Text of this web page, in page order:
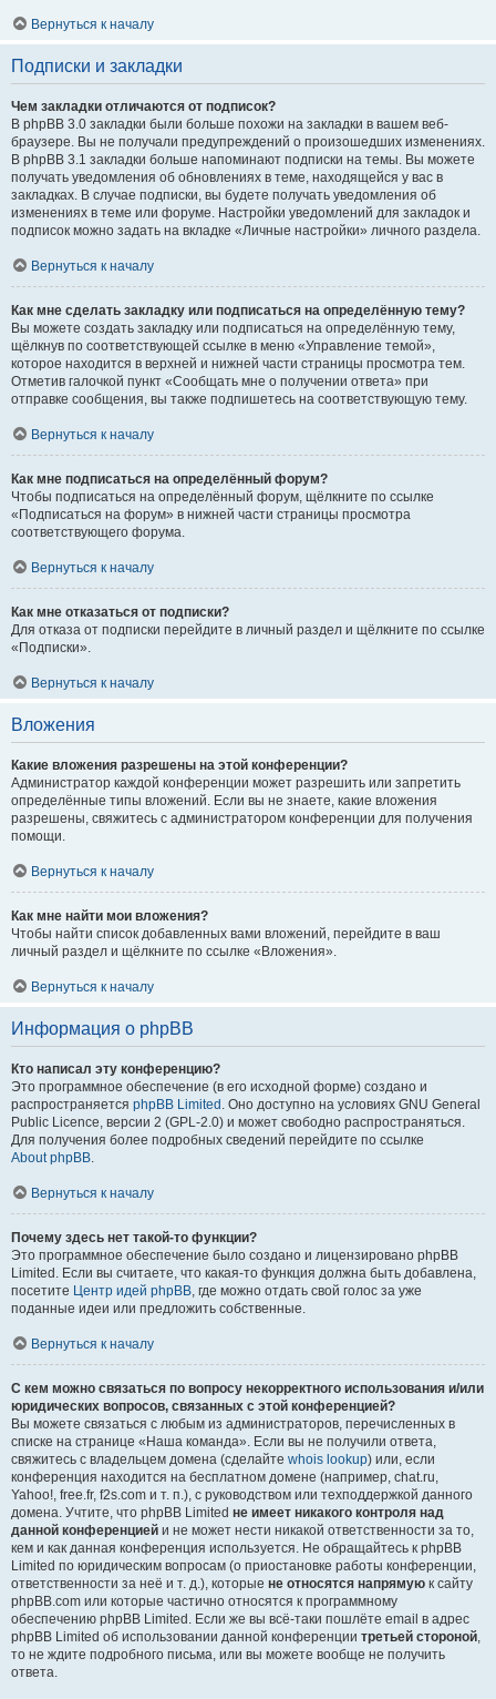
Вернуться к началу
Подписки и закладки
Чем закладки отличаются от подписок?
В phpBB 3.0 закладки были больше похожи на закладки в вашем веб-
браузере. Вы не получали предупреждений о произошедших изменениях.
В phpBB 3.1 закладки больше напоминают подписки на темы. Вы можете
получать уведомления об обновлениях в теме, находящейся у вас в
закладках. В случае подписки, вы будете получать уведомления об
изменениях в теме или форуме. Настройки уведомлений для закладок и
подписок можно задать на вкладке «Личные настройки» личного раздела.
Вернуться к началу
Как мне сделать закладку или подписаться на определённую тему?
Вы можете создать закладку или подписаться на определённую тему,
щёлкнув по соответствующей ссылке в меню «Управление темой»,
которое находится в верхней и нижней части страницы просмотра тем.
Отметив галочкой пункт «Сообщать мне о получении ответа» при
отправке сообщения, вы также подпишетесь на соответствующую тему.
Вернуться к началу
Как мне подписаться на определённый форум?
Чтобы подписаться на определённый форум, щёлкните по ссылке
«Подписаться на форум» в нижней части страницы просмотра
соответствующего форума.
Вернуться к началу
Как мне отказаться от подписки?
Для отказа от подписки перейдите в личный раздел и щёлкните по ссылке
«Подписки».
Вернуться к началу
Вложения
Какие вложения разрешены на этой конференции?
Администратор каждой конференции может разрешить или запретить
определённые типы вложений. Если вы не знаете, какие вложения
разрешены, свяжитесь с администратором конференции для получения
помощи.
Вернуться к началу
Как мне найти мои вложения?
Чтобы найти список добавленных вами вложений, перейдите в ваш
личный раздел и щёлкните по ссылке «Вложения».
Вернуться к началу
Информация о phpBB
Кто написал эту конференцию?
Это программное обеспечение (в его исходной форме) создано и
распространяется phpBB Limited . Оно доступно на условиях GNU General
Public Licence, версии 2 (GPL-2.0) и может свободно распространяться.
Для получения более подробных сведений перейдите по ссылке
About phpBB.
Вернуться к началу
Почему здесь нет такой-то функции?
Это программное обеспечение было создано и лицензировано phpBB
Limited. Если вы считаете, что какая-то функция должна быть добавлена,
посетите Центр идей phpBB, где можно отдать свой голос за уже
поданные идеи или предложить собственные.
Вернуться к началу
С кем можно связаться по вопросу некорректного использования и/или
юридических вопросов, связанных с этой конференцией?
Вы можете связаться с любым из администраторов, перечисленных в
списке на странице «Наша команда». Если вы не получили ответа,
свяжитесь с владельцем домена (сделайте whois lookup) или, если
конференция находится на бесплатном домене (например, chat.ru,
Yahoo!, free.fr, f2s.com и т. п.), с руководством или техподдержкой данного
домена. Учтите, что phpBB Limited не имеет никакого контроля над
данной конференцией и не может нести никакой ответственности за то,
кем и как данная конференция используется. Не обращайтесь к phpBB
Limited по юридическим вопросам (о приостановке работы конференции,
ответственности за неё и т. д.), которые не относятся напрямую к сайту
phpBB.com или которые частично относятся к программному
обеспечению phpBB Limited. Если же вы всё-таки пошлёте email в адрес
phpBB Limited об использовании данной конференции третьей стороной,
то не ждите подробного письма, или вы можете вообще не получить
ответа.